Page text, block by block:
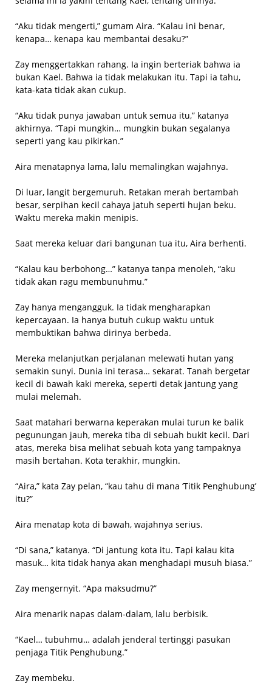
“Aku tidak mengerti,” gumam Aira. “Kalau ini benar,
kenapa… kenapa kau membantai desaku?”
Zay menggertakkan rahang. Ia ingin berteriak bahwa ia
bukan Kael. Bahwa ia tidak melakukan itu. Tapi ia tahu,
kata-kata tidak akan cukup.
“Aku tidak punya jawaban untuk semua itu,” katanya
akhirnya. “Tapi mungkin… mungkin bukan segalanya
seperti yang kau pikirkan.”
Aira menatapnya lama, lalu memalingkan wajahnya.
Di luar, langit bergemuruh. Retakan merah bertambah
besar, serpihan kecil cahaya jatuh seperti hujan beku.
Waktu mereka makin menipis.
Saat mereka keluar dari bangunan tua itu, Aira berhenti.
“Kalau kau berbohong…” katanya tanpa menoleh, “aku
tidak akan ragu membunuhmu.”
Zay hanya mengangguk. Ia tidak mengharapkan
kepercayaan. Ia hanya butuh cukup waktu untuk
membuktikan bahwa dirinya berbeda.
Mereka melanjutkan perjalanan melewati hutan yang
semakin sunyi. Dunia ini terasa… sekarat. Tanah bergetar
kecil di bawah kaki mereka, seperti detak jantung yang
mulai melemah.
Saat matahari berwarna keperakan mulai turun ke balik
pegunungan jauh, mereka tiba di sebuah bukit kecil. Dari
atas, mereka bisa melihat sebuah kota yang tampaknya
masih bertahan. Kota terakhir, mungkin.
“Aira,” kata Zay pelan, “kau tahu di mana ‘Titik Penghubung’
itu?”
Aira menatap kota di bawah, wajahnya serius.
“Di sana,” katanya. “Di jantung kota itu. Tapi kalau kita
masuk… kita tidak hanya akan menghadapi musuh biasa.”
Zay mengernyit. “Apa maksudmu?”
Aira menarik napas dalam-dalam, lalu berbisik.
“Kael… tubuhmu… adalah jenderal tertinggi pasukan
penjaga Titik Penghubung.”
Zay membeku.